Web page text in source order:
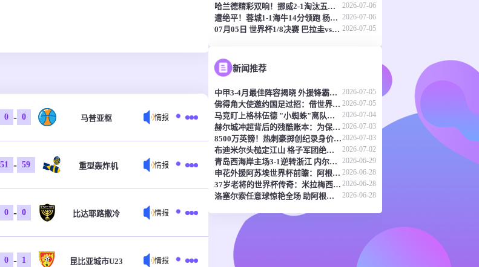
0 - 0 马普亚枢 情报
51 - 59 重型轰炸机 情报
0 - 0 比达耶路撒冷 情报
0 - 1 昆比亚城市U23 情报
哈兰德精彩双响！挪威2-1淘汰五星巴西 内马尔点射吉马良斯失点 2026-07-06
遭绝平！蓉城1-1海牛14分领跑 杨明洋建功杨聪救主 海牛仍倒数第3 2026-07-06
07月05日 世界杯1/8决赛 巴拉圭vs法国 全场录像 2026-07-05
新闻推荐
中甲3-4月最佳阵容揭晓 外援锋霸领衔 谭龙廖均健榜上有名 2026-07-05
佛得角大使邀约国足过招：借世界杯东风促中佛足球交流 2026-07-05
马竞盯上格林伍德 "小蜘蛛"离队倒计时？ 2026-07-04
赫尔城冲超背后的残酷账本：为保英超席位忍痛抛售门神 2026-07-03
8500万英镑！热刺豪掷创纪录身价锁定葡萄牙新星马特乌斯2026-07-03
布迪米尔头槌定江山 格子军团绝境逢生续写传奇 2026-07-02
青岛西海岸主场3-1逆转浙江 内尔松双响助球队11轮不败 2026-06-29
申花外援阿苏埃世界杯前瞻：阿根廷剑指卫冕 佛得角或成黑马 2026-06-28
37岁老将的世界杯传奇：米拉梅西并列榜首，C罗阿瑙紧随其后 2026-06-28
洛塞尔索任意球惊艳全场 助阿根廷3-1力克约旦 2026-06-28